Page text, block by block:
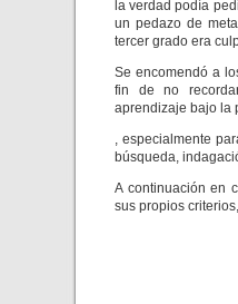
la verdad podía
un pedazo de
tercer grado era
Se encomendó a
fin de no
aprendizaje bajo la
, especialmente
búsqueda,
A continuación en
sus propios